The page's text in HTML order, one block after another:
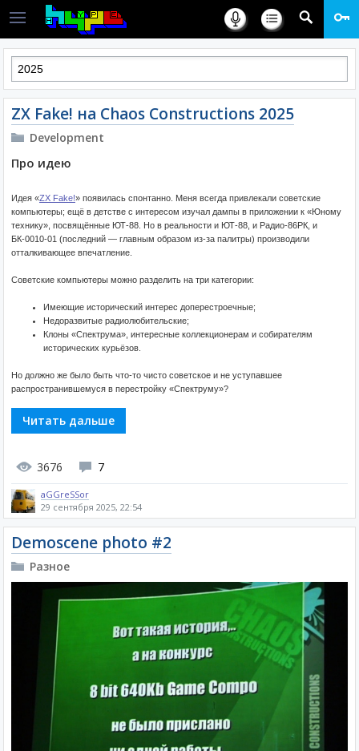
ZX Fake! на Chaos Constructions 2025
Development
Про идею
Идея «ZX Fake!» появилась спонтанно. Меня всегда привлекали советские
компьютеры; ещё в детстве с интересом изучал дампы в приложении к «Юному
технику», посвящённые ЮТ-88. Но в реальности и ЮТ-88, и Радио-86РК, и
БК-0010-01 (последний — главным образом из-за палитры) производили
отталкивающее впечатление.
Советские компьютеры можно разделить на три категории:
Имеющие исторический интерес доперестроечные;
Недоразвитые радиолюбительские;
Клоны «Спектрума», интересные коллекционерам и собирателям
исторических курьёзов.
Но должно же было быть что-то чисто советское и не уступавшее
распространившемуся в перестройку «Спектруму»?
Читать дальше
3676 7
aGGreSSor
29 сентября 2025, 22:54
Demoscene photo #2
Разное